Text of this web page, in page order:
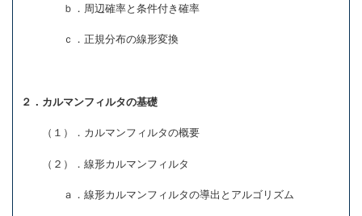
ｂ．周辺確率と条件付き確率
ｃ．正規分布の線形変換
２．カルマンフィルタの基礎
（１）．カルマンフィルタの概要
（２）．線形カルマンフィルタ
ａ．線形カルマンフィルタの導出とアルゴリズム